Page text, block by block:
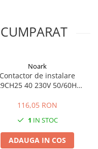
Noark
Contactor de instalare
40 230V 50/60Hz,
116,05 RON
1 IN STOC
ADAUGA IN COS